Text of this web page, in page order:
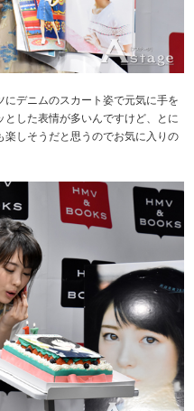
デニムのスカート姿で元気に手を
した表情が多いんですけど、とに
しそうだと思うのでお気に入りの